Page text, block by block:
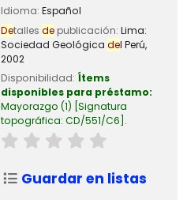
Idioma: Español
Detalles depublicación: Lima:
Sociedad Geológica del Perú,
2002
Disponibilidad: Ítems
disponibles para préstamo:
Mayorazgo (1) Signatura
topográfica: CD/551/C6 .
Guardar en listas